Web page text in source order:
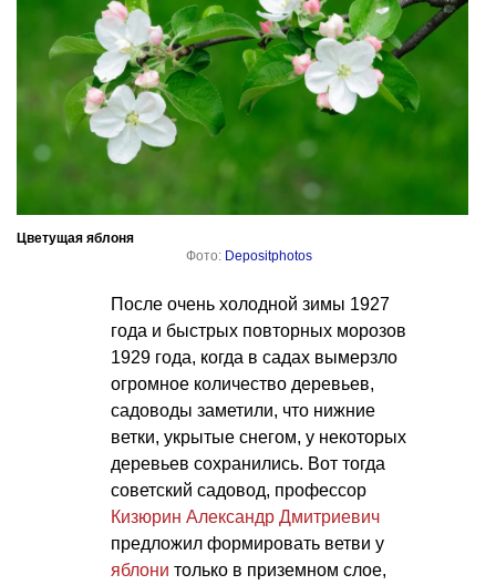
Цветущая яблоня
Фото: Depositphotos
После очень холодной зимы 1927
года и быстрых повторных морозов
1929 года, когда в садах вымерзло
огромное количество деревьев,
садоводы заметили, что нижние
ветки, укрытые снегом, у некоторых
деревьев сохранились. Вот тогда
советский садовод, профессор
Кизюрин Александр Дмитриевич
предложил формировать ветви у
яблони только в приземном слое,